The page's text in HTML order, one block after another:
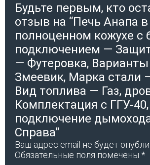
Будьте первым, кто
отзыв на “Печь Анапа в
полноценном кожухе с
подключением —
— Футеровка,
Змеевик, Марка стали
Вид топлива — Газ,
Комплектация с ГГУ-
подключение
Справа”
Ваш адрес email не будет
Обязательные поля помечены *